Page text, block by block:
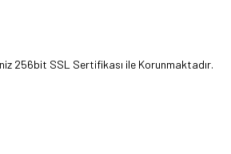
256bit SSL Sertifikası ile Korunmaktadır.